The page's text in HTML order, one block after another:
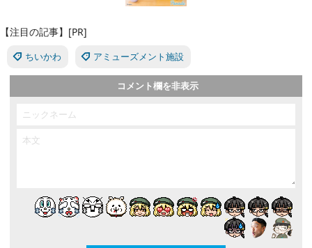
【注目の記事】[PR]
ちいかわ アミューズメント施設
コメント欄を非表示